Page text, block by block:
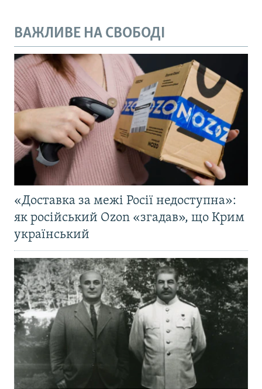
ВАЖЛИВЕ НА СВОБОДІ
«Доставка за межі Росії недоступна»:
як російський Ozon «згадав», що Крим
український